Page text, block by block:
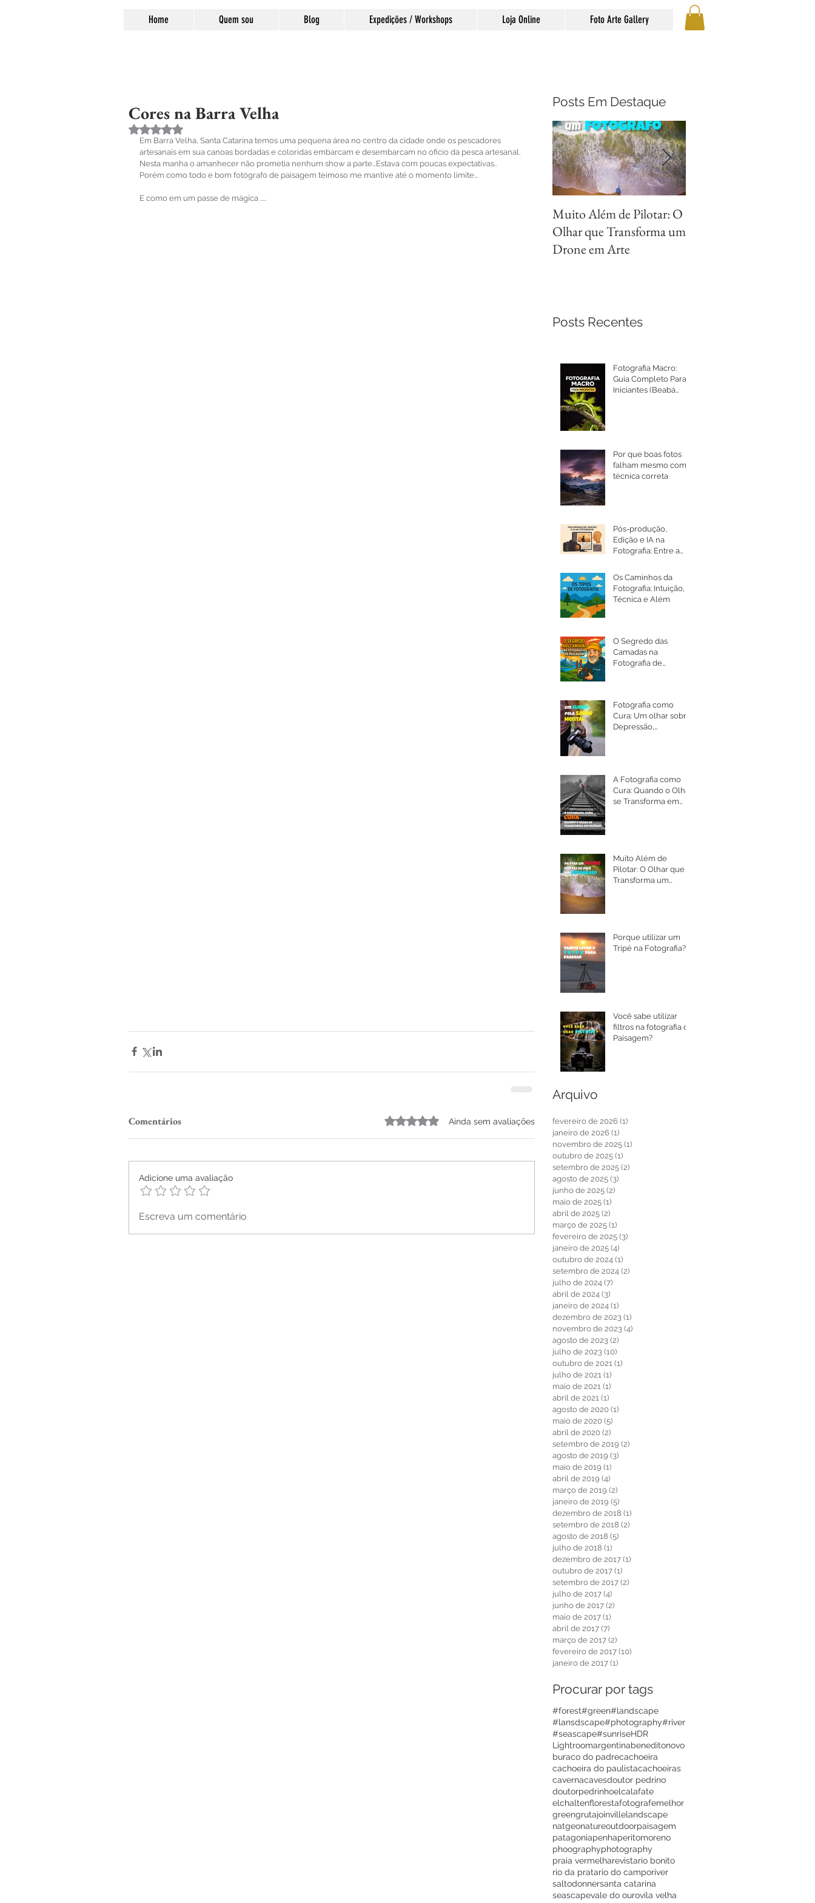
Home Quem sou Blog Expedições / Workshops Loja Online Foto Arte Gallery
Cores na Barra Velha
Avaliado com NaN de 5 estrelas.
Em Barra Velha, Santa Catarina temos uma pequena área no centro da cidade onde os pescadores
artesanais em sua canoas bordadas e coloridas embarcam e desembarcam no oficio da pesca artesanal.
Nesta manha o amanhecer não prometia nenhum show a parte...Estava com poucas expectativas..
Porém como todo e bom fotógrafo de paisagem teimoso me mantive até o momento limite...
E como em um passe de mágica .....
Comentários Avaliado com 0 de 5 estrelas.Ainda sem avaliações
Adicione uma avaliação
Escreva um comentário
Posts Em Destaque
Muito Além de Pilotar: O
Olhar que Transforma um
Drone em Arte
Posts Recentes
Fotografia Macro:
Guia Completo Para
Iniciantes (Beabá
Por que boas fotos
falham mesmo com
técnica correta
Pós-produção,
Edição e IA na
Fotografia: Entre a
Intenção
Os Caminhos da
Fotografia: Intuição,
Técnica e Além
O Segredo das
Camadas na
Fotografia de
Fotografia como
Cura: Um olhar sobre
Depressão,
A Fotografia como
Cura: Quando o Olhar
se Transforma em
Muito Além de
Pilotar: O Olhar que
Transforma um
Porque utilizar um
Tripé na Fotografia?
Você sabe utilizar
filtros na fotografia de
Paisagem?
Arquivo
fevereiro de 2026 (1)
janeiro de 2026 (1)
novembro de 2025 (1)
outubro de 2025 (1)
setembro de 2025 (2)
agosto de 2025 (3)
junho de 2025 (2)
maio de 2025 (1)
abril de 2025 (2)
março de 2025 (1)
fevereiro de 2025 (3)
janeiro de 2025 (4)
outubro de 2024 (1)
setembro de 2024 (2)
julho de 2024 (7)
abril de 2024 (3)
janeiro de 2024 (1)
dezembro de 2023 (1)
novembro de 2023 (4)
agosto de 2023 (2)
julho de 2023 (10)
outubro de 2021 (1)
julho de 2021 (1)
maio de 2021 (1)
abril de 2021 (1)
agosto de 2020 (1)
maio de 2020 (5)
abril de 2020 (2)
setembro de 2019 (2)
agosto de 2019 (3)
maio de 2019 (1)
abril de 2019 (4)
março de 2019 (2)
janeiro de 2019 (5)
dezembro de 2018 (1)
setembro de 2018 (2)
agosto de 2018 (5)
julho de 2018 (1)
dezembro de 2017 (1)
outubro de 2017 (1)
setembro de 2017 (2)
julho de 2017 (4)
junho de 2017 (2)
maio de 2017 (1)
abril de 2017 (7)
março de 2017 (2)
fevereiro de 2017 (10)
janeiro de 2017 (1)
Procurar por tags
#forest#green#landscape
#lansdscape#photography#river
#seascape#sunriseHDR
Lightroomargentinabeneditonovo
buraco do padrecachoeira
cachoeira do paulistacachoeiras
cavernacavesdoutor pedrino
doutorpedrinhoelcalafate
elchaltenflorestafotografemelhor
greengrutajoinvillelandscape
natgeonatureoutdoorpaisagem
patagoniapenhaperitomoreno
phoographyphotography
praia vermelharevistario bonito
rio da pratario do camporiver
saltodonnersanta catarina
seascapevale do ourovila velha